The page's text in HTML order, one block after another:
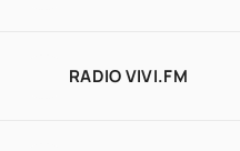
RADIO VIVI.FM